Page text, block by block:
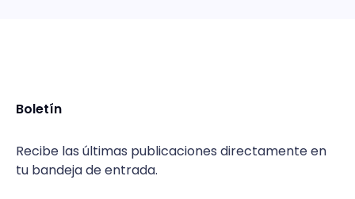
Boletín
Recibe las últimas publicaciones directamente en
tu bandeja de entrada.